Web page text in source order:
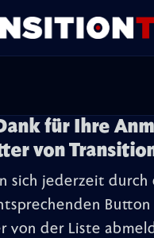
für Ihre
von
sich jederzeit durch
von der Liste